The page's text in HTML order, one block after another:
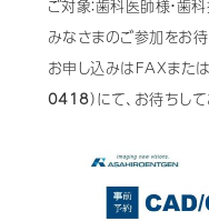
ご対象：歯科医師様・歯
みなさまのご参加をお待
お申し込みはFAXまた
0418）にて、お待ちし